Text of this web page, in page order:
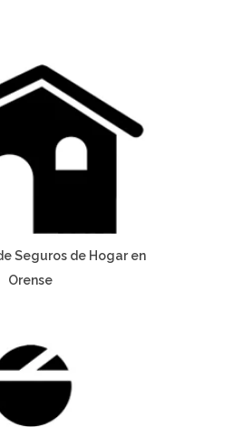
Seguros de Hogar en
Orense